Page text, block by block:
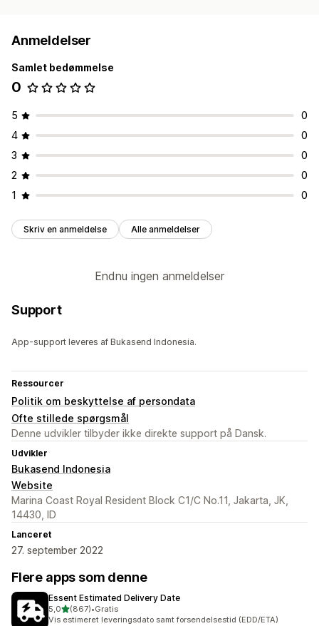
Anmeldelser
Samlet bedømmelse
0
5
0
4
0
3
0
2
0
1
0
Skriv en anmeldelse Alle anmeldelser
Endnu ingen anmeldelser
Support
App-support leveres af Bukasend Indonesia.
Ressourcer
Politik om beskyttelse af persondata
Ofte stillede spørgsmål
Denne udvikler tilbyder ikke direkte support på Dansk.
Udvikler
Bukasend Indonesia
Website
Marina Coast Royal Resident Block C1/C No.11, Jakarta, JK,
14430, ID
Lanceret
27. september 2022
Flere apps som denne
Essent Estimated Delivery Date
5,0ud af 5 stjerner
(867)
867 anmeldelser i alt
•Gratis
Vis estimeret leveringsdato samt forsendelsestid (EDD/ETA)